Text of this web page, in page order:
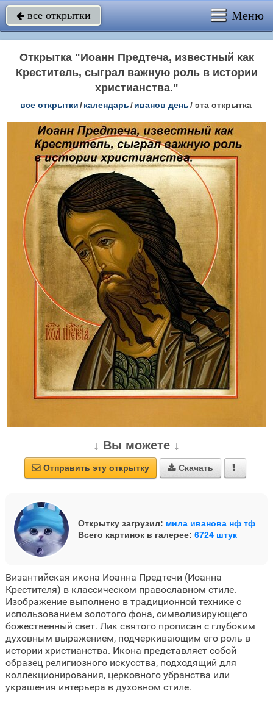
 все открытки Меню
Открытка "Иоанн Предтеча, известный как
Креститель, сыграл важную роль в истории
христианства."
все открытки/календарь/иванов день/ эта открытка
↓ Вы можете ↓
 Отправить эту открытку  Скачать 
Открытку загрузил: мила иванова нф тф
Всего картинок в галерее: 6724 штук
Византийская икона Иоанна Предтечи (Иоанна
Крестителя) в классическом православном стиле.
Изображение выполнено в традиционной технике с
использованием золотого фона, символизирующего
божественный свет. Лик святого прописан с глубоким
духовным выражением, подчеркивающим его роль в
истории христианства. Икона представляет собой
образец религиозного искусства, подходящий для
коллекционирования, церковного убранства или
украшения интерьера в духовном стиле.